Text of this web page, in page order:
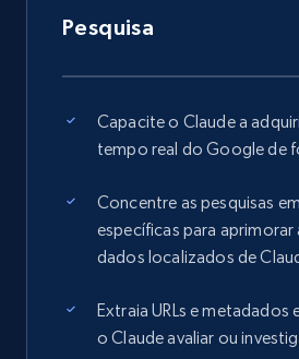
Pesquisa
Capacite o Claude a
tempo real do Google de
Concentre as pesquisas
específicas para aprimorar
dados localizados de
Extraia URLs e metadados
o Claude avaliar ou